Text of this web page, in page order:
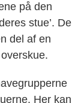
på den
stue’. De
del af en
Her kan